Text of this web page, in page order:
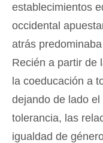
establecimientos
occidental
atrás
Recién a partir de
la coeducación a
dejando de lado el
tolerancia, las
igualdad de